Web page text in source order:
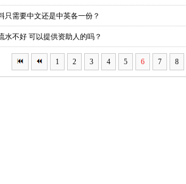
只需要中文还是中英各一份？
水不好 可以提供资助人的吗？
1 2 3 4 5 6 7 8